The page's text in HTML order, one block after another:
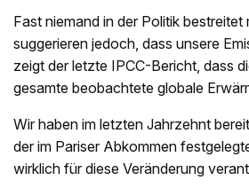
Fast niemand in der Politik
suggerieren jedoch, dass unsere
zeigt der letzte IPCC-Bericht, dass
gesamte beobachtete globale
Wir haben im letzten Jahrzehnt
der im Pariser Abkommen
wirklich für diese Veränderung